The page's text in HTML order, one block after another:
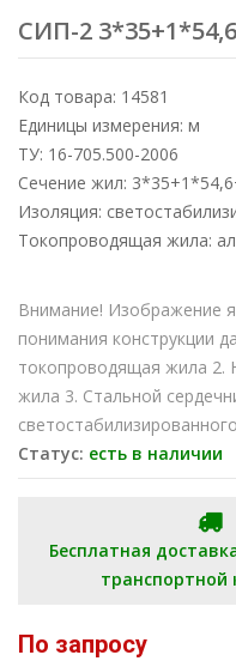
СИП-2
Код товара: 14581
Единицы измерения: м
ТУ: 16-705.500-2006
Сечение жил:
Изоляция:
Токопроводящая жила:
Внимание! Изображение
понимания конструкции
токопроводящая жила 2.
жила 3. Стальной
Статус: есть в наличии
Бесплатная
транспортной
По запросу